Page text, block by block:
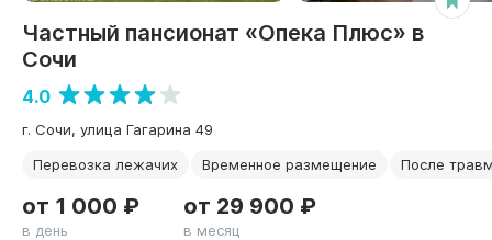
Частный пансионат «Опека Плюс» в
Сочи
4.0
г. Сочи, улица Гагарина 49
Перевозка лежачих
Временное размещение После
от 1 000 ₽
в день
от 29 900 ₽
в месяц